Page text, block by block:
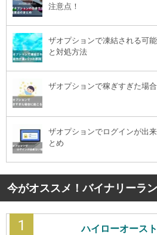
注意点！
ザオプションで凍結される可
と対処方法
ザオプションで稼ぎすぎた場
ザオプションでログインが出
とめ
今がオススメ！バイナリーラ
1 ハイローオース